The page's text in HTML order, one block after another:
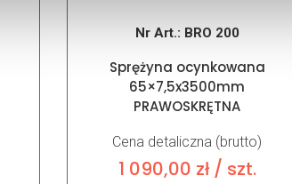
Nr Art.: BRO 200
Sprężyna ocynkowana
65×7,5x3500mm
PRAWOSKRĘTNA
Cena detaliczna (brutto)
1 090,00 zł/ szt.